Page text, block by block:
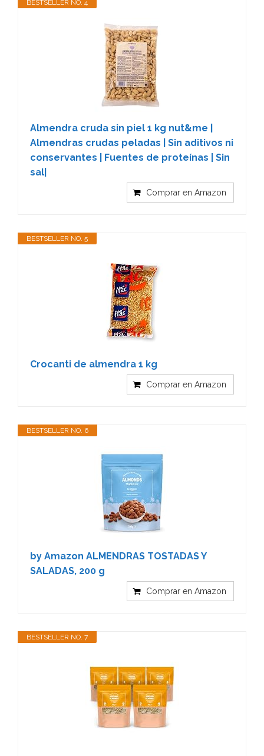
BESTSELLER NO. 4
Almendra cruda sin piel 1 kg nut&me |
Almendras crudas peladas | Sin aditivos ni
conservantes | Fuentes de proteínas | Sin
sal|
Comprar en Amazon
BESTSELLER NO. 5
Crocanti de almendra 1 kg
Comprar en Amazon
BESTSELLER NO. 6
by Amazon ALMENDRAS TOSTADAS Y
SALADAS, 200 g
Comprar en Amazon
BESTSELLER NO. 7